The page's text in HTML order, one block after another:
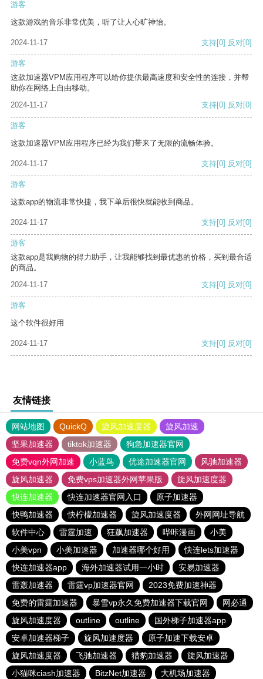
游客
这款游戏的音乐非常优美，听了让人心旷神怡。
2024-11-17 支持[0] 反对[0]
游客
这款加速器VPM应用程序可以给你提供最高速度和安全性的连接，并帮
助你在网络上自由移动。
2024-11-17
支持[0] 反对[0]
游客
这款加速器VPM应用程序已经为我们带来了无限的流畅体验。
2024-11-17 支持[0] 反对[0]
游客
这款app的物流非常快捷，我下单后很快就能收到商品。
2024-11-17 支持[0] 反对[0]
游客
这款app是我购物的得力助手，让我能够找到最优惠的价格，买到最合适
的商品。
2024-11-17
支持[0] 反对[0]
游客
这个软件很好用
2024-11-17 支持[0] 反对[0]
友情链接
网站地图 QuickQ 旋风加速度器
旋风加速
坚果加速器
tiktok加速器
狗急加速器官网
免费vqn外网加速
小蓝鸟 优途加速器官网
风驰加速器
旋风加速器
免费vps加速器外网苹果版
旋风加速度器
快连加速器
快连加速器官网入口
原子加速器
快鸭加速器
快柠檬加速器 旋风加速度器
外网网址导航
软件中心
雷霆加速 狂飙加速器 哔咔漫画
小美
小美vpn
小美加速器 加速器哪个好用
快连lets加速器
快连加速器app
海外加速器试用一小时
安易加速器
雷轰加速器
雷霆vp加速器官网
2023免费加速神器
免费的雷霆加速器
暴雪vp永久免费加速器下载官网
网必通
旋风加速度器
outline outline
国外梯子加速器app
安卓加速器梯子
旋风加速度器
原子加速下载安卓
旋风加速度器
飞驰加速器 猎豹加速器
旋风加速器
小猫咪ciash加速器
BitzNet加速器 大机场加速器